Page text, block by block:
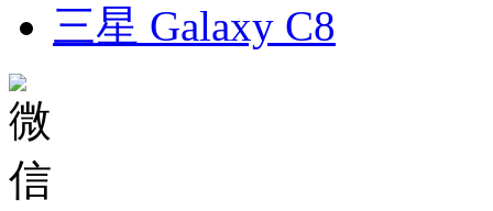
三星 Galaxy C8